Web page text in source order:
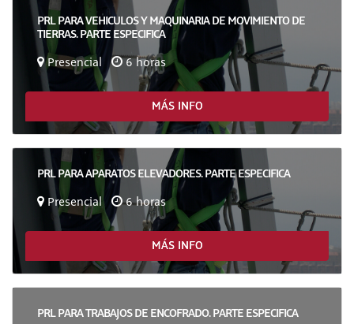
PRL PARA VEHICULOS Y MAQUINARIA DE MOVIMIENTO DE
TIERRAS. PARTE ESPECIFICA
Presencial 6 horas
MÁS INFO
PRL PARA APARATOS ELEVADORES. PARTE ESPECIFICA
Presencial 6 horas
MÁS INFO
PRL PARA TRABAJOS DE ENCOFRADO. PARTE ESPECIFICA